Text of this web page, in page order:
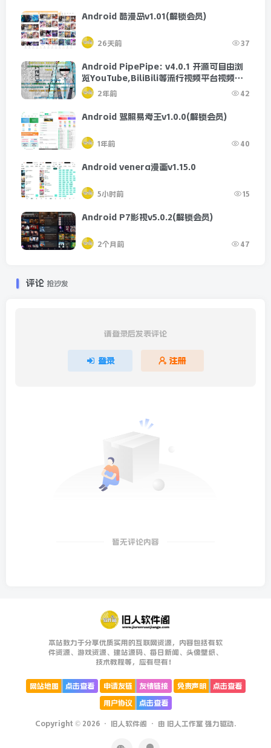
Android 酷漫岛v1.01(解锁会员)
26天前 37
Android PipePipe: v4.0.1 开源可自由浏
览YouTube,BiliBili等流行视频平台视频的
工具2年前 42
Android 驾照易考王v1.0.0(解锁会员)
1年前 40
Android venera漫画v1.15.0
5小时前 15
Android P7影视v5.0.2(解锁会员)
2个月前 47
评论 抢沙发
请登录后发表评论
登录 注册
暂无评论内容
本站致力于分享优质实用的互联网资源，内容包括有软
件资源、游戏资源、建站源码、每日新闻、头像壁纸、
技术教程等，应有尽有！
网站地图 点击查看 申请友链 友情链接 免责声明
点击查看
用户协议
点击查看
Copyright © 2026 · 旧人软件阁 · 由 旧人工作室 强力驱动.